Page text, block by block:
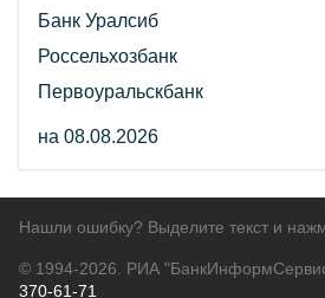
Банк Уралсиб
Россельхозбанк
Первоуральскбанк
на 08.08.2026
Нашли ошибку? Выделите текст и
© 1994-2026. РИА
370-61-71